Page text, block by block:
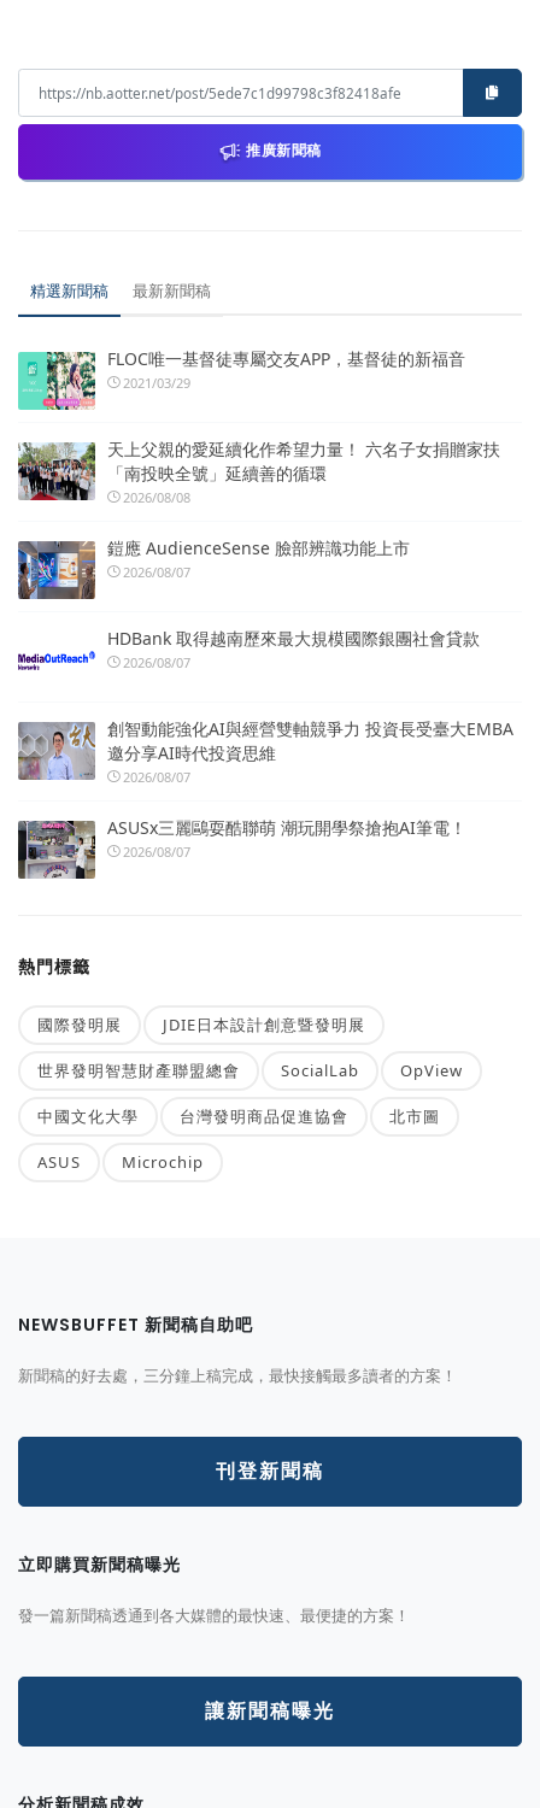
推廣新聞稿
精選新聞稿 最新新聞稿
FLOC唯一基督徒專屬交友APP，基督徒的新福音
2021/03/29
天上父親的愛延續化作希望力量！ 六名子女捐贈家扶
「南投映全號」延續善的循環
2026/08/08
鎧應 AudienceSense 臉部辨識功能上市
2026/08/07
HDBank 取得越南歷來最大規模國際銀團社會貸款
2026/08/07
創智動能強化AI與經營雙軸競爭力 投資長受臺大EMBA
邀分享AI時代投資思維
2026/08/07
ASUSx三麗鷗耍酷聯萌 潮玩開學祭搶抱AI筆電！
2026/08/07
熱門標籤
國際發明展 JDIE日本設計創意暨發明展
世界發明智慧財產聯盟總會 SocialLab OpView
中國文化大學 台灣發明商品促進協會 北市圖
ASUS Microchip
NEWSBUFFET 新聞稿自助吧
新聞稿的好去處，三分鐘上稿完成，最快接觸最多讀者的方案！
刊登新聞稿
立即購買新聞稿曝光
發一篇新聞稿透通到各大媒體的最快速、最便捷的方案！
讓新聞稿曝光